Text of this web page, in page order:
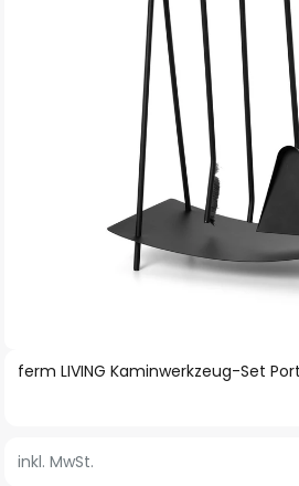
Zum
springen
ferm LIVING Kaminwerkzeug-Set
inkl. MwSt.